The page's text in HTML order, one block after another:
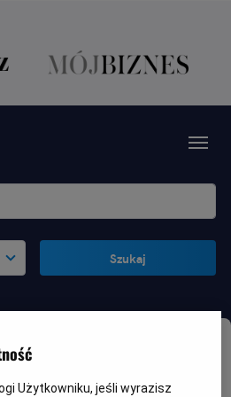
Szukaj
Użytkowniku, jeśli wyrazisz